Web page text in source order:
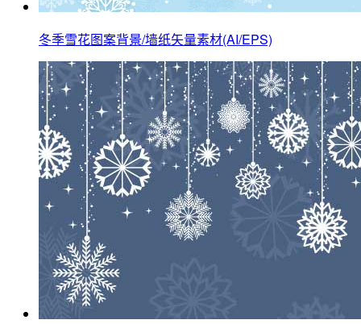
冬季雪花图案背景/墙纸矢量素材(AI/EPS)